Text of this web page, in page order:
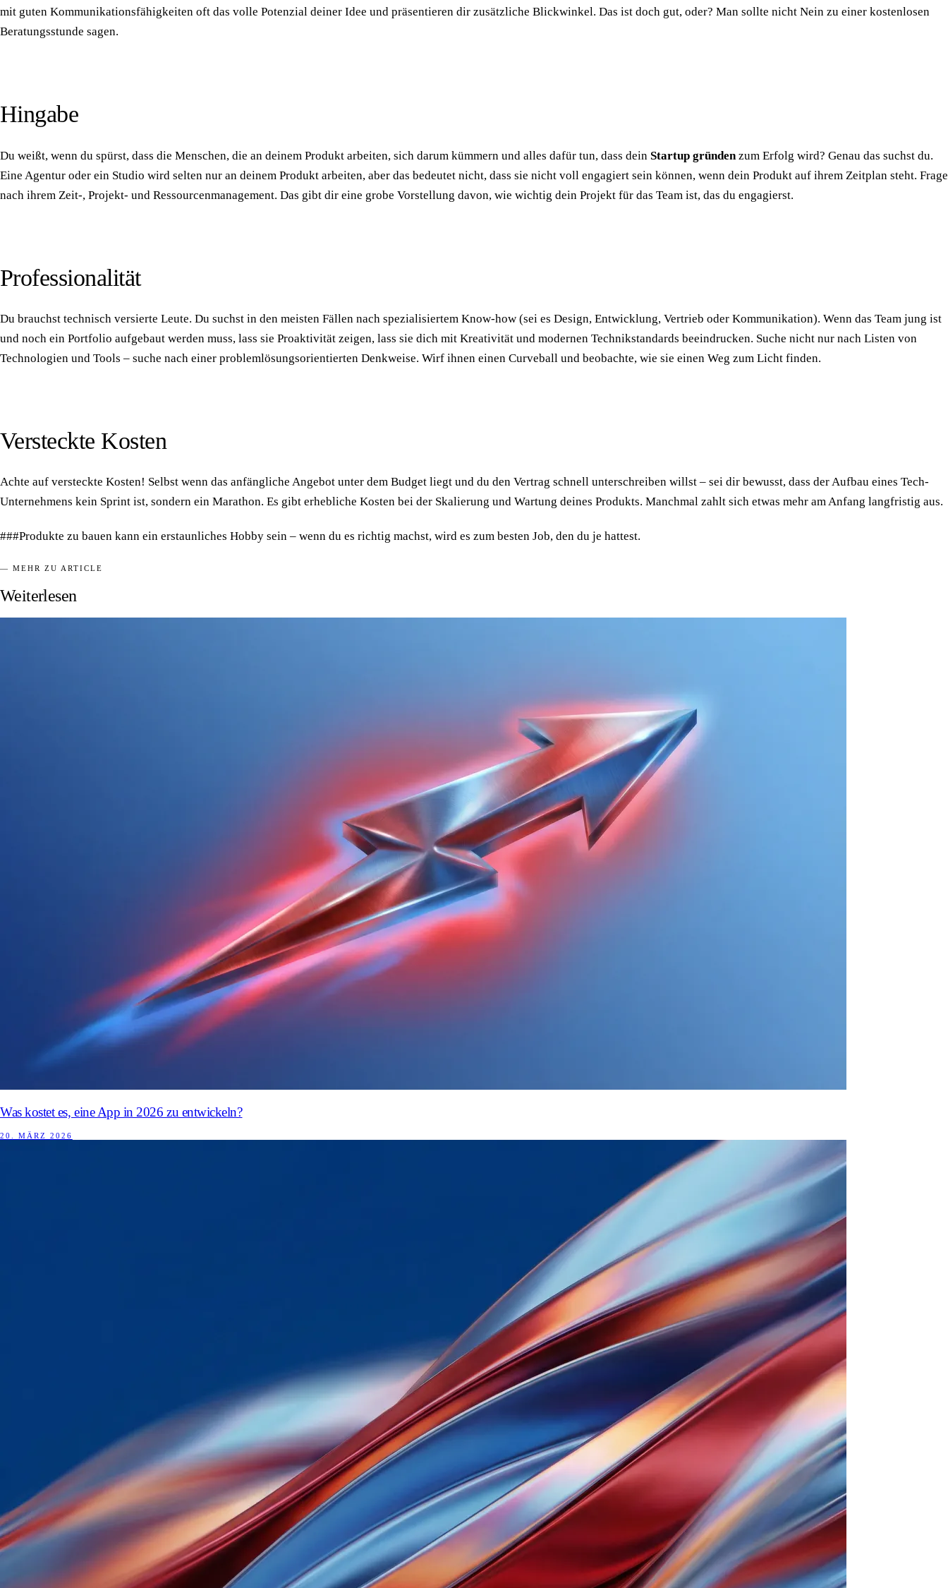
mit guten Kommunikationsfähigkeiten oft das volle Potenzial deiner Idee und präsentieren dir zusätzliche Blickwinkel. Das ist doch gut, oder? Man sollte nicht Nein zu einer kostenlosen
Beratungsstunde sagen.
Hingabe
Du weißt, wenn du spürst, dass die Menschen, die an deinem Produkt arbeiten, sich darum kümmern und alles dafür tun, dass dein Startup gründen zum Erfolg wird? Genau das suchst du.
Eine Agentur oder ein Studio wird selten nur an deinem Produkt arbeiten, aber das bedeutet nicht, dass sie nicht voll engagiert sein können, wenn dein Produkt auf ihrem Zeitplan steht. Frage
nach ihrem Zeit-, Projekt- und Ressourcenmanagement. Das gibt dir eine grobe Vorstellung davon, wie wichtig dein Projekt für das Team ist, das du engagierst.
Professionalität
Du brauchst technisch versierte Leute. Du suchst in den meisten Fällen nach spezialisiertem Know-how (sei es Design, Entwicklung, Vertrieb oder Kommunikation). Wenn das Team jung ist
und noch ein Portfolio aufgebaut werden muss, lass sie Proaktivität zeigen, lass sie dich mit Kreativität und modernen Technikstandards beeindrucken. Suche nicht nur nach Listen von
Technologien und Tools – suche nach einer problemlösungsorientierten Denkweise. Wirf ihnen einen Curveball und beobachte, wie sie einen Weg zum Licht finden.
Versteckte Kosten
Achte auf versteckte Kosten! Selbst wenn das anfängliche Angebot unter dem Budget liegt und du den Vertrag schnell unterschreiben willst – sei dir bewusst, dass der Aufbau eines Tech-
Unternehmens kein Sprint ist, sondern ein Marathon. Es gibt erhebliche Kosten bei der Skalierung und Wartung deines Produkts. Manchmal zahlt sich etwas mehr am Anfang langfristig aus.
###Produkte zu bauen kann ein erstaunliches Hobby sein – wenn du es richtig machst, wird es zum besten Job, den du je hattest.
— MEHR ZU ARTICLE
Weiterlesen
Was kostet es, eine App in 2026 zu entwickeln?
20. MÄRZ 2026